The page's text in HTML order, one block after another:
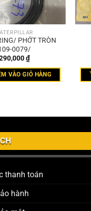
PHỚT TRÒN
0079/
₫
VÀO GIỎ HÀNG
thanh toán
hành